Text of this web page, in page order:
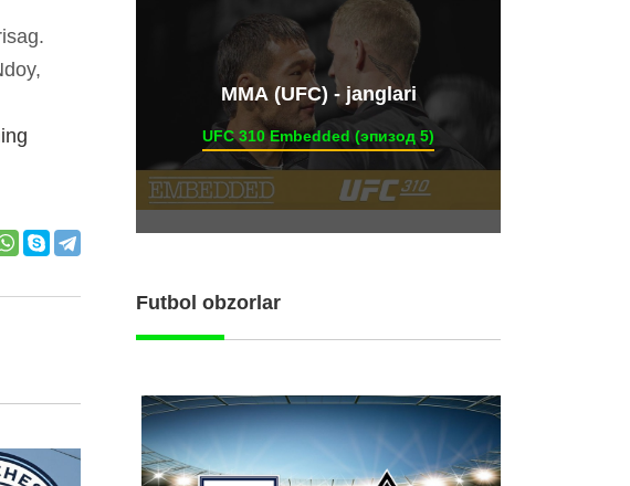
ММА (UFC) - janglari
UFC 310 Embedded (эпизод 5)
Futbol obzorlar